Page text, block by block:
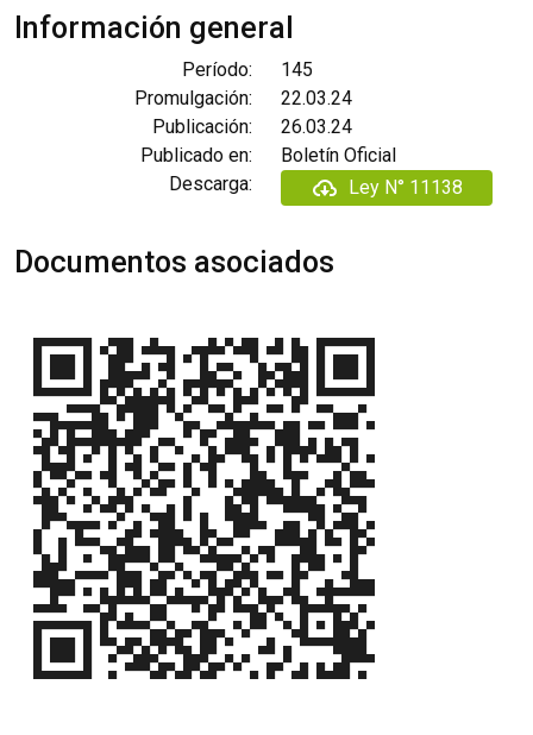
Información general
Período:
145
Promulgación:
22.03.24
Publicación:
26.03.24
Publicado en:
Boletín Oficial
Descarga:
Ley N° 11138
Documentos asociados